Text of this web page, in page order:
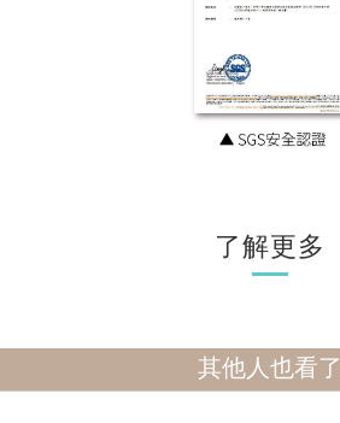
了解更多
其他人也看了